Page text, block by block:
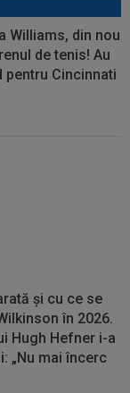
Williams, din nou
de tenis! Au
pentru Cincinnati
și cu ce se
în 2026.
Hugh Hefner i-a
„Nu mai încerc